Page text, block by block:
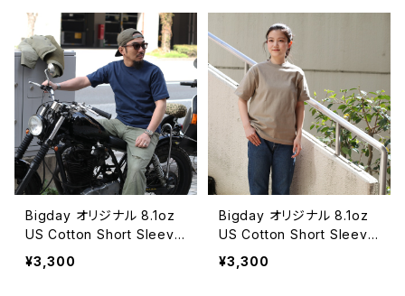
Bigday オリジナル 8.1oz
US Cotton Short Sleeve
Tシャツ 半袖 無地Tシャツ
USコットン 綿100％ ネイビ
¥3,300
Bigday オリジナル 8.1oz
US Cotton Short Sleeve
Tシャツ 半袖 無地Tシャツ
USコットン 綿100％ サンド
¥3,300